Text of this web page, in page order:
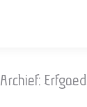
Archief: Erfgoed